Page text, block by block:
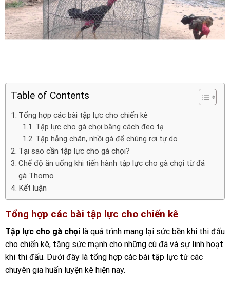
Table of Contents
Tổng hợp các bài tập lực cho chiến kê
Tập lực cho gà chọi bằng cách đeo tạ
Tập hẫng chân, nhồi gà để chúng rơi tự do
Tại sao cần tập lực cho gà chọi?
Chế độ ăn uống khi tiến hành tập lực cho gà chọi từ đá
gà Thomo
Kết luận
Tổng hợp các bài tập lực cho chiến kê
Tập lực cho gà chọi là quá trình mang lại sức bền khi thi đấu
cho chiến kê, tăng sức mạnh cho những cú đá và sự linh hoạt
khi thi đấu. Dưới đây là tổng hợp các bài tập lực từ các
chuyên gia huấn luyện kê hiện nay.